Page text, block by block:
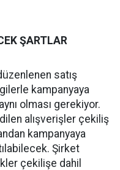
ŞARTLAR
satış
kampanyaya
olması gerekiyor.
alışverişler çekiliş
kampanyaya
Şirket
çekilişe dahil